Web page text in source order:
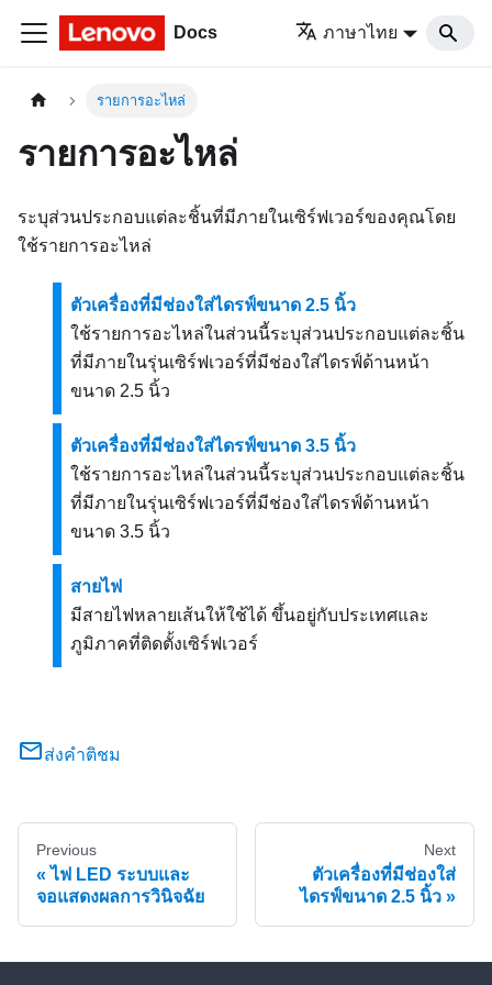
Docs ภาษาไทย
รายการอะไหล่
รายการอะไหล่
ระบุส่วนประกอบแต่ละชิ้นที่มีภายในเซิร์ฟเวอร์ของคุณโดย
ใช้รายการอะไหล่
ตัวเครื่องที่มีช่องใส่ไดรฟ์ขนาด 2.5 นิ้ว
ใช้รายการอะไหล่ในส่วนนี้ระบุส่วนประกอบแต่ละชิ้น
ที่มีภายในรุ่นเซิร์ฟเวอร์ที่มีช่องใส่ไดรฟ์ด้านหน้า
ขนาด 2.5 นิ้ว
ตัวเครื่องที่มีช่องใส่ไดรฟ์ขนาด 3.5 นิ้ว
ใช้รายการอะไหล่ในส่วนนี้ระบุส่วนประกอบแต่ละชิ้น
ที่มีภายในรุ่นเซิร์ฟเวอร์ที่มีช่องใส่ไดรฟ์ด้านหน้า
ขนาด 3.5 นิ้ว
สายไฟ
มีสายไฟหลายเส้นให้ใช้ได้ ขึ้นอยู่กับประเทศและ
ภูมิภาคที่ติดตั้งเซิร์ฟเวอร์
ส่งคำติชม
Previous
ไฟ LED ระบบและ
จอแสดงผลการวินิจฉัย
Next
ตัวเครื่องที่มีช่องใส่
ไดรฟ์ขนาด 2.5 นิ้ว